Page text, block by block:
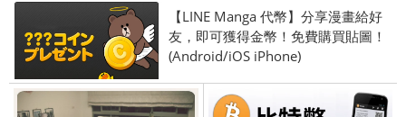
【LINE Manga 代幣】分享漫畫給好
友，即可獲得金幣！免費購買貼圖！
(Android/iOS iPhone)